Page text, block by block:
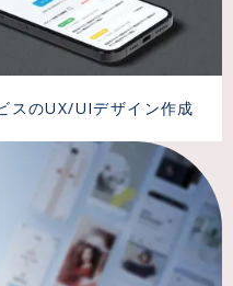
スのUX/UIデザイン作成